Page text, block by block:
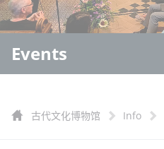
Events
古代文化博物馆 Info